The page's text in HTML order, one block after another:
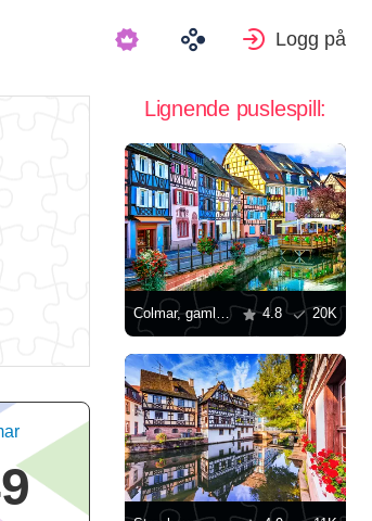
Logg på
Lignende puslespill:
Colmar, gamleby 4.8 20K